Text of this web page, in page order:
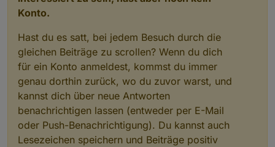
Konto.
Hast du es satt, bei jedem Besuch durch die
gleichen Beiträge zu scrollen? Wenn du dich
für ein Konto anmeldest, kommst du immer
genau dorthin zurück, wo du zuvor warst, und
kannst dich über neue Antworten
benachrichtigen lassen (entweder per E-Mail
oder Push-Benachrichtigung). Du kannst auch
Lesezeichen speichern und Beiträge positiv